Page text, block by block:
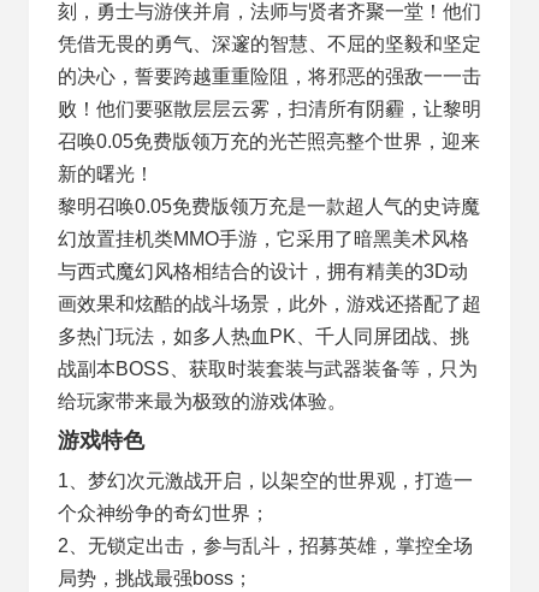
刻，勇士与游侠并肩，法师与贤者齐聚一堂！他们
凭借无畏的勇气、深邃的智慧、不屈的坚毅和坚定
的决心，誓要跨越重重险阻，将邪恶的强敌一一击
败！他们要驱散层层云雾，扫清所有阴霾，让黎明
召唤0.05免费版领万充的光芒照亮整个世界，迎来
新的曙光！
黎明召唤0.05免费版领万充是一款超人气的史诗魔
幻放置挂机类MMO手游，它采用了暗黑美术风格
与西式魔幻风格相结合的设计，拥有精美的3D动
画效果和炫酷的战斗场景，此外，游戏还搭配了超
多热门玩法，如多人热血PK、千人同屏团战、挑
战副本BOSS、获取时装套装与武器装备等，只为
给玩家带来最为极致的游戏体验。
游戏特色
1、梦幻次元激战开启，以架空的世界观，打造一
个众神纷争的奇幻世界；
2、无锁定出击，参与乱斗，招募英雄，掌控全场
局势，挑战最强boss；